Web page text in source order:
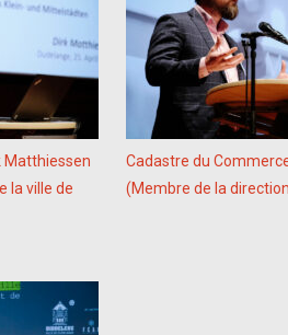
Matthiessen
la ville de
Cadastre du
(Membre de la